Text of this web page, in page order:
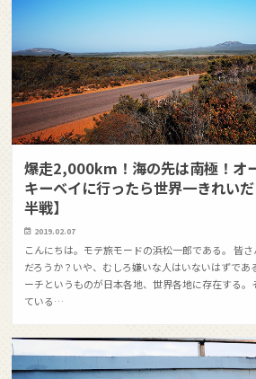
爆走2,000km！海の先は南極！オ
キーベイに行ったら世界一きれい
半戦】
2019.02.07
こんにちは。モテ旅モードの浜松一郎である。 皆
だろうか？いや、むしろ嫌いな人はいないはずであ
ーチというものが日本各地、世界各地に存在する
ている…